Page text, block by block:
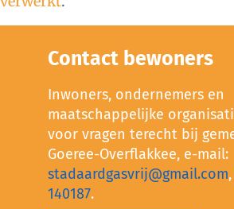
Contact bewoners
Inwoners, ondernemers en
maatschappelijke
voor vragen terecht bij
Goeree-Overflakkee, e-mail:
stadaardgasvrij@gmail.com
140187.